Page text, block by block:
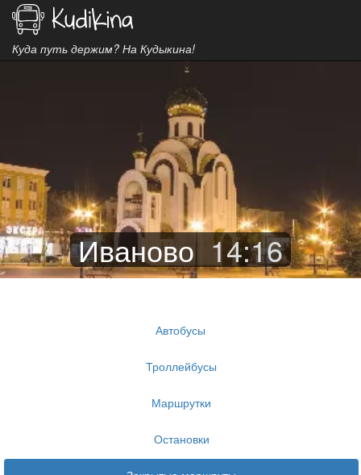
Куда путь держим? На Кудыкина!
Иваново 14:16
Автобусы
Троллейбусы
Маршрутки
Остановки